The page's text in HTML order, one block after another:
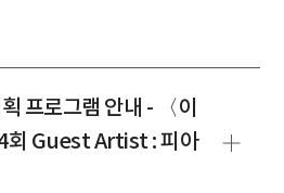
프로그램 안내 - 〈이
회 Guest Artist : 피아